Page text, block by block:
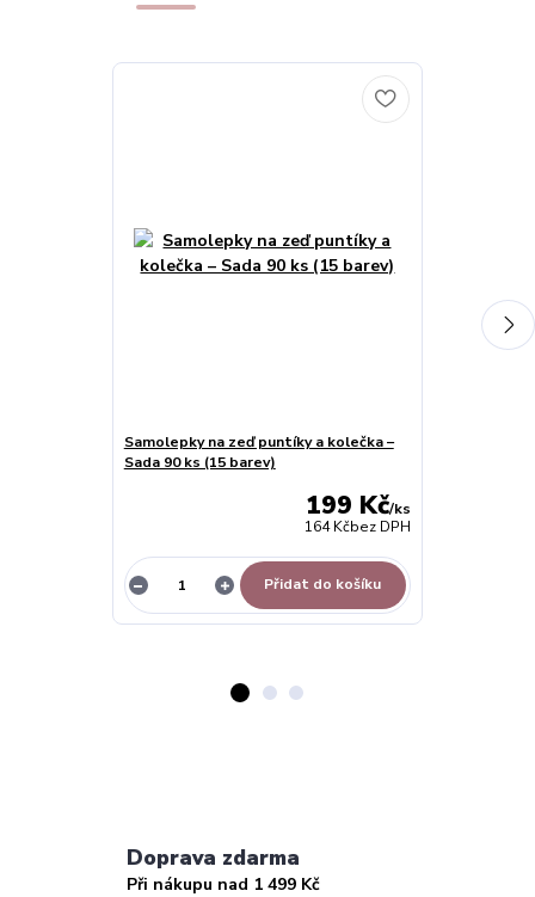
Samolepky na zeď puntíky a kolečka –
Sada 90 ks (15 barev)
199 Kč/ks
164 Kčbez DPH
Přidat do košíku
Doprava zdarma
Při nákupu nad 1 499 Kč